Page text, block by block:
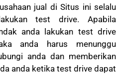
jual di Situs ini selalu
test drive. Apabila
anda lakukan test drive
anda harus menunggu
anda dan memberikan
anda ketika test drive dapat